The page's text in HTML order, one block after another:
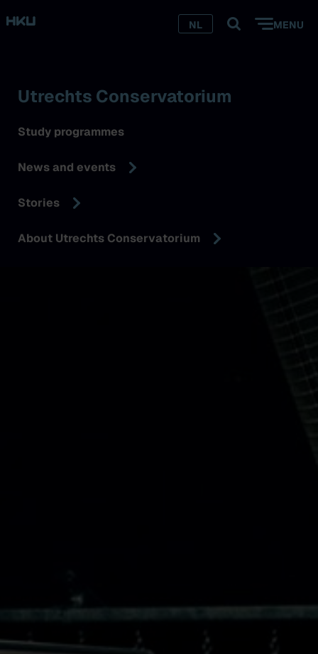
NL MENU
Utrechts Conservatorium
Study programmes
News and events
Stories
About Utrechts Conservatorium